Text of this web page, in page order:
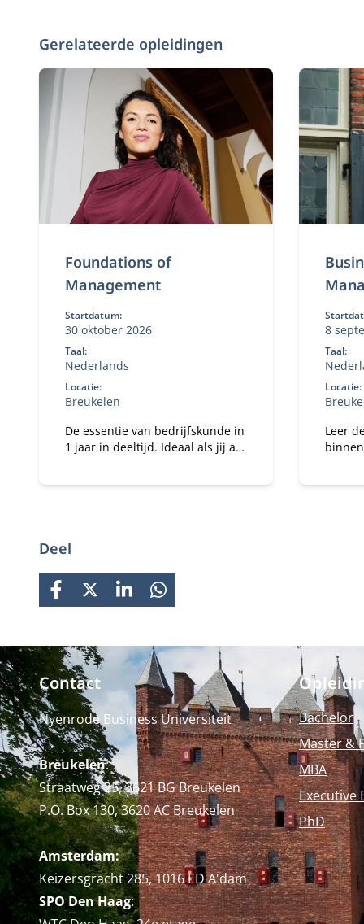
Gerelateerde opleidingen
Foundations of
Management
Startdatum:
30 oktober 2026
Taal:
Nederlands
Locatie:
Breukelen
De essentie van bedrijfskunde in
1 jaar in deeltijd. Ideaal als jij als
8
Taal:
Locatie:
Leer
Deel
FACEBOOK
X LINKEDINWHATSAPP
Contact
Nyenrode Business Universiteit
Breukelen:
Straatweg 25, 3621 BG Breukelen
P.O. Box 130, 3620 AC Breukelen
Amsterdam:
Keizersgracht 285, 1016 ED A'dam
SPO Den Haag:
Bachelor
Master &
MBA
Executive
PhD